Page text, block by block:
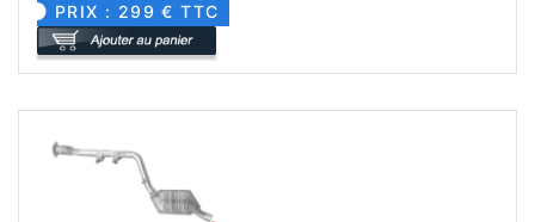
PRIX : 299 € TTC